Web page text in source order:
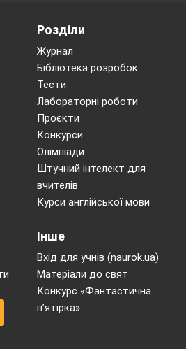
Розділи
Журнал
Бібліотека розробок
Тести
Лабораторні роботи
Проєкти
Конкурси
Олімпіади
Штучний інтелект для
вчителів
Курси англійської мови
Інше
Вхід для учнів (naurok.ua)
Матеріали до свят
Конкурс «Фантастична
п’ятірка»